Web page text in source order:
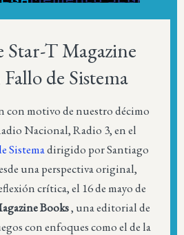
Star-T Magazine
de Sistema
con motivo de nuestro décimo
Nacional, Radio 3, en el
Sistemadirigido por Santiago
una perspectiva original,
crítica, el 16 de mayo de
Books, una editorial de
con enfoques como el de la